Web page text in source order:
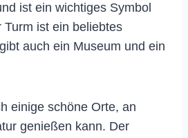
ist ein wichtiges Symbol
ist ein beliebtes
auch ein Museum und ein
einige schöne Orte, an
genießen kann. Der